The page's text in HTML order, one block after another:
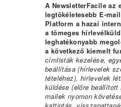
A NewsletterFacile az
legtökéletesebb E-
Platform a hazai
a tömeges
leghatékonyabb
a következő kiemelt
címlisták kezelése,
beállítása (hírlevelek
tételéhez), hírlevelek
küldése (előre
mailek nyomon